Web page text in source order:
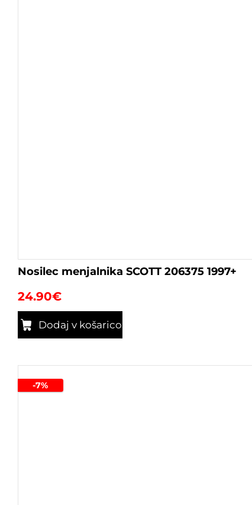
Nosilec menjalnika SCOTT 206375 1997+
24.90€
Dodaj v košarico
-7%